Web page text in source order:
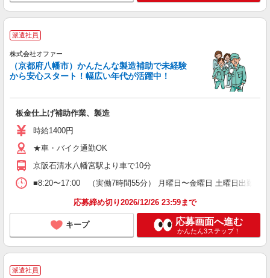
派遣社員
株式会社オファー
（京都府八幡市）かんたんな製造補助で未経験
から安心スタート！幅広い年代が活躍中！
板金仕上げ補助作業、製造
時給1400円
★車・バイク通勤OK
京阪石清水八幡宮駅より車で10分
■8:20〜17:00 （実働7時間55分） 月曜日〜金曜日 土曜日出勤は
応募締め切り2026/12/26 23:59まで
キープ 応募画面へ進む
かんたん3ステップ！
派遣社員